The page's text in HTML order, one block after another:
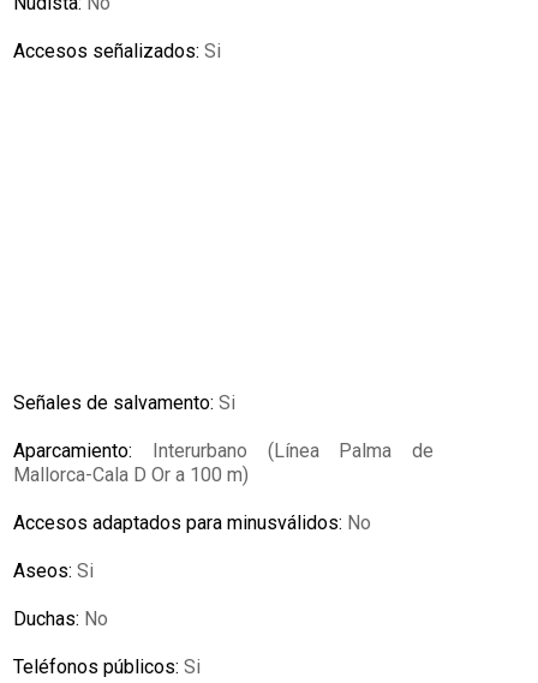
Accesos señalizados:Si
Señales de salvamento:Si
Aparcamiento: Interurbano (Línea Palma de
Mallorca-Cala D Or a 100 m)
Accesos adaptados para minusválidos: No
Aseos:Si
Duchas: No
Teléfonos públicos:Si